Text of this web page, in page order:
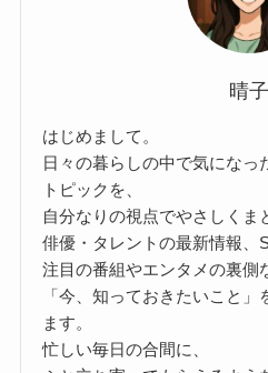
晴子
はじめまして。
日々の暮らしの中で気になっ
トピックを、
自分なりの視点でやさしくま
俳優・タレントの最新情報、
注目の番組やエンタメの裏側
「今、知っておきたいこと
ます。
忙しい毎日の合間に、